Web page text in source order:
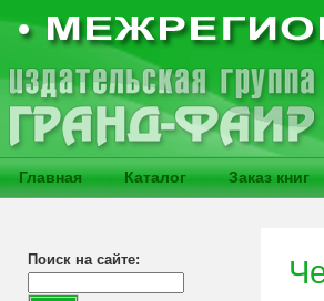
Главная Каталог Заказ книг
Поиск на сайте: